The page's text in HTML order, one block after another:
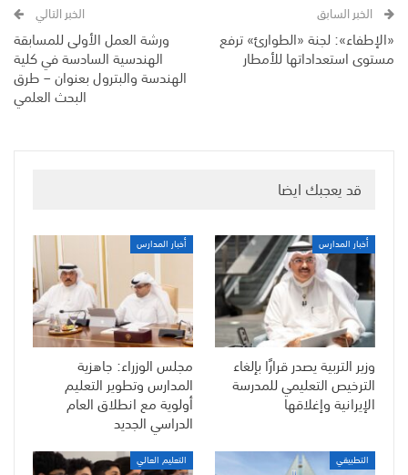
الخبر السابق
«الإطفاء»: لجنة «الطوارئ» ترفع
مستوى استعداداتها للأمطار
الخبر التالي
ورشة العمل الأولى للمسابقة
الهندسية السادسة في كلية
الهندسة والبترول بعنوان – طرق
البحث العلمي
قد يعجبك ايضا
أخبار المدارس
وزير التربية يصدر قرارًا بإلغاء
الترخيص التعليمي للمدرسة
الإيرانية وإغلاقها
أخبار المدارس
مجلس الوزراء: جاهزية
المدارس وتطوير التعليم
أولوية مع انطلاق العام
الدراسي الجديد
التطبيقي التعليم العالي